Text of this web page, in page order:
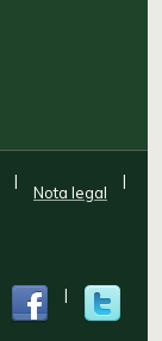
|
Nota legal
|
|